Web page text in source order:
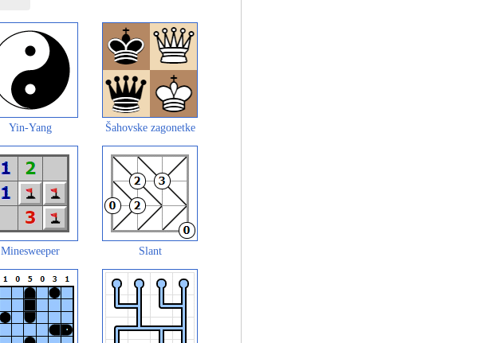
Yin-Yang Šahovske zagonetke
Minesweeper Slant